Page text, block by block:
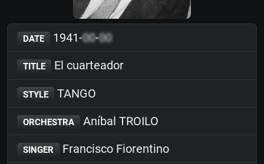
DATE 1941-00-00
TITLE El cuarteador
STYLE TANGO
ORCHESTRA Aníbal TROILO
SINGER Francisco Fiorentino